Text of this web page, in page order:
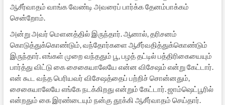
ஆசீர்வாதம் வாங்க வேண்டி அவரைப் பார்க்க தேனம்பாக்கம்
சென்றோம்.
அன்று அவர் மௌனத்தில் இருந்தார். ஆனால், தரிசனம்
கொடுத்துக்கொண்டும், வந்தோர்களை ஆசீர்வதித்துக்கொண்டும்
இருந்தார். எங்கள் முறை வந்ததும் பூ, பழத் தட்டில் பத்திரிகையையும்
பார்த்து விட்டு கை சைகையாலேயே என்ன விசேஷம் என்று கேட்டார்.
என் கூட வந்த பெரியவர் விசேஷத்தைப் பற்றிச் சொன்னதும்,
சைகையாலேயே எங்கே நடக்கிறது என்றும் கேட்டார். ஜாம்ஷெட்பூரில்
என்றதும் கை இரண்டையும் நன்கு தூக்கி ஆசீர்வாதம் செய்தார்.